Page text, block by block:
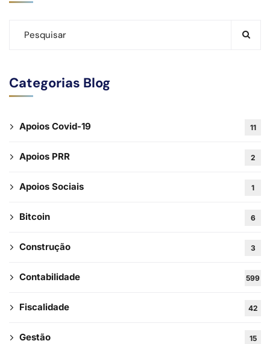
Categorias Blog
Apoios Covid-19 11
Apoios PRR 2
Apoios Sociais 1
Bitcoin 6
Construção 3
Contabilidade 599
Fiscalidade 42
Gestão 15